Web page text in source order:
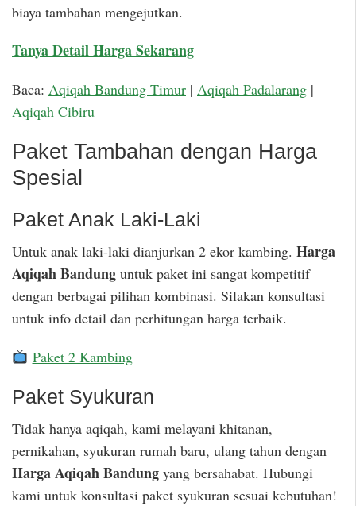
biaya tambahan mengejutkan.
Tanya Detail Harga Sekarang
Baca: Aqiqah Bandung Timur | Aqiqah Padalarang |
Aqiqah Cibiru
Paket Tambahan dengan Harga
Spesial
Paket Anak Laki-Laki
Untuk anak laki-laki dianjurkan 2 ekor kambing. Harga
Aqiqah Bandung untuk paket ini sangat kompetitif
dengan berbagai pilihan kombinasi. Silakan konsultasi
untuk info detail dan perhitungan harga terbaik.
Paket 2 Kambing
Paket Syukuran
Tidak hanya aqiqah, kami melayani khitanan,
pernikahan, syukuran rumah baru, ulang tahun dengan
Harga Aqiqah Bandung yang bersahabat. Hubungi
kami untuk konsultasi paket syukuran sesuai kebutuhan!